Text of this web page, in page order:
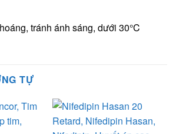
tránh ánh sáng, dưới 30°C
TỰ